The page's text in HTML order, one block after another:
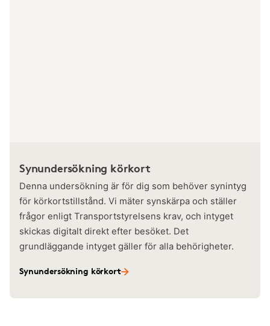
Synundersökning körkort
Denna undersökning är för dig som behöver synintyg
för körkortstillstånd. Vi mäter synskärpa och ställer
frågor enligt Transportstyrelsens krav, och intyget
skickas digitalt direkt efter besöket. Det
grundläggande intyget gäller för alla behörigheter.
Synundersökning körkort